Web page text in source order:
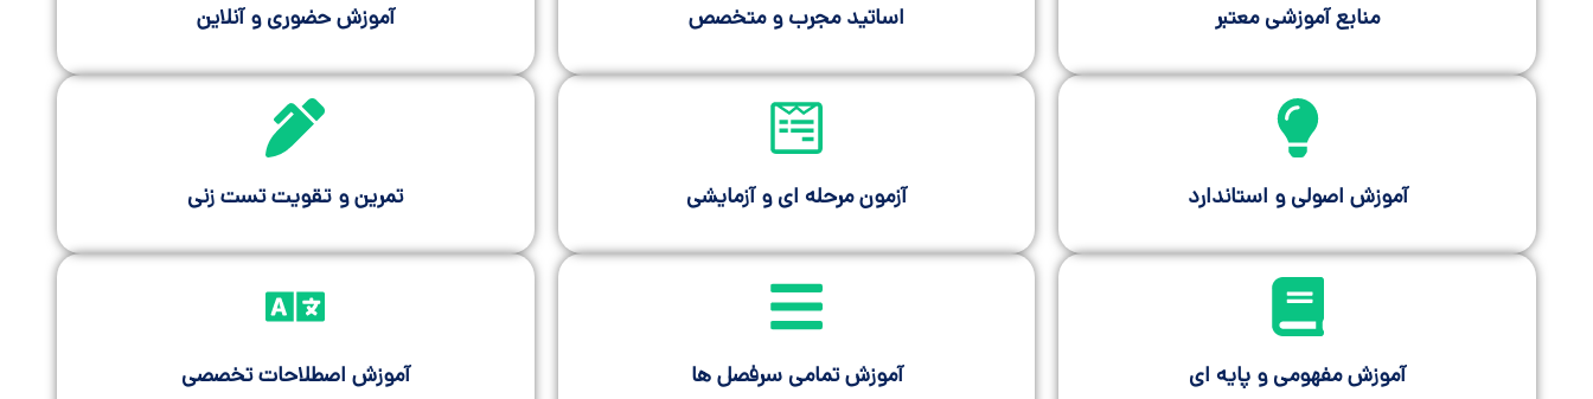
آموزش حضوری و آنلاین
تمرین و تقویت تست زنی
آموزش اصطلاحات تخصصی
اساتید مجرب و متخصص
آزمون مرحله ای و آزمایشی
آموزش تمامی سرفصل ها
منابع آموزشی معتبر
آموزش اصولی و استاندارد
آموزش مفهومی و پایه ای